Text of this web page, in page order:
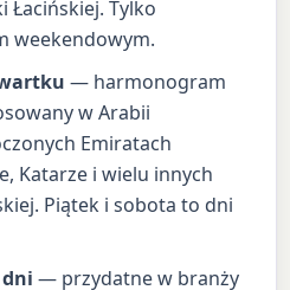
Łacińskiej. Tylko
weekendowym.
— harmonogram
w Arabii
Emiratach
Katarze i wielu innych
Piątek i sobota to dni
— przydatne w branży